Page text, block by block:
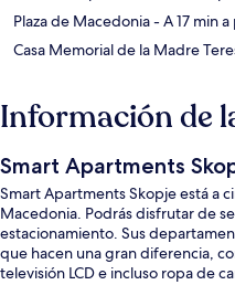
Plaza de Macedonia- A 17 min a
Casa Memorial de la Madre
Información de
Smart Apartments
Smart Apartments Skopje está a
Macedonia. Podrás disfrutar de
estacionamiento. Sus
que hacen una gran diferencia,
televisión LCD e incluso ropa de